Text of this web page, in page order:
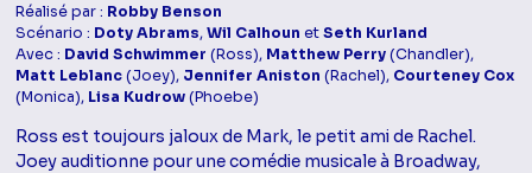
Réalisé par : Robby Benson
Scénario : Doty Abrams,Wil Calhoun etSeth Kurland
Avec : David Schwimmer (Ross), Matthew Perry(Chandler),
Matt Leblanc(Joey), Jennifer Aniston (Rachel), Courteney Cox
(Monica), Lisa Kudrow(Phoebe)
Ross est toujours jaloux de Mark, le petit ami de Rachel.
Joey auditionne pour une comédie musicale à Broadway,